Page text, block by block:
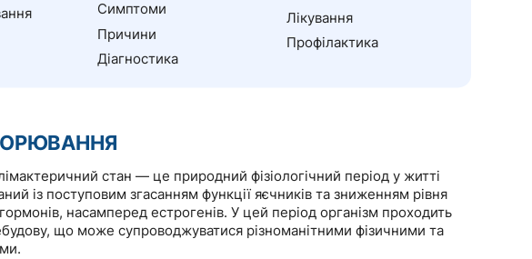
Симптоми
Причини
Діагностика
Лікування
Профілактика
стан — це природний фізіологічний період у житті
із поступовим згасанням функції яєчників та зниженням рівня
насамперед естрогенів. У цей період організм проходить
що може супроводжуватися різноманітними фізичними та